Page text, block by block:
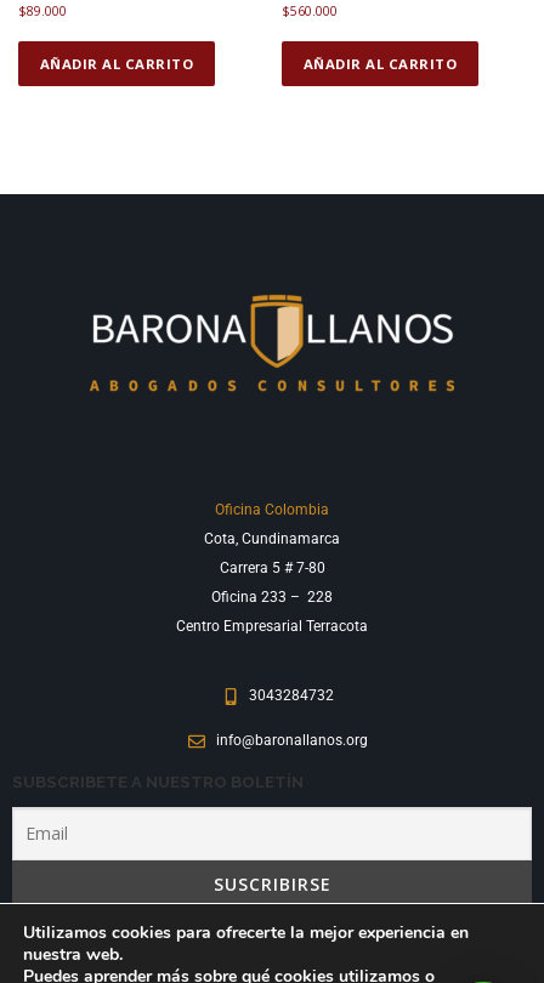
$89.000
AÑADIR AL CARRITO
$560.000
AÑADIR AL CARRITO
Oficina Colombia
Cota, Cundinamarca
Carrera 5 # 7-80
Oficina 233 – 228
Centro Empresarial Terracota
3043284732
info@baronallanos.org
SUBSCRIBETE A NUESTRO BOLETÍN
Copyright © 2026 Barona Llanos
Utilizamos cookies para ofrecerte la mejor experiencia en
nuestra web.
Puedes aprender más sobre qué cookies utilizamos o